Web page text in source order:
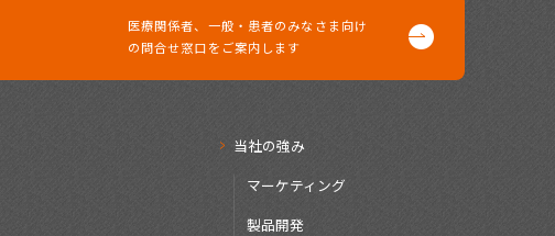
医療関係者、一般・患者のみなさま向け
の問合せ窓口を ご案内します
当社の強み
マーケティング
製品開発